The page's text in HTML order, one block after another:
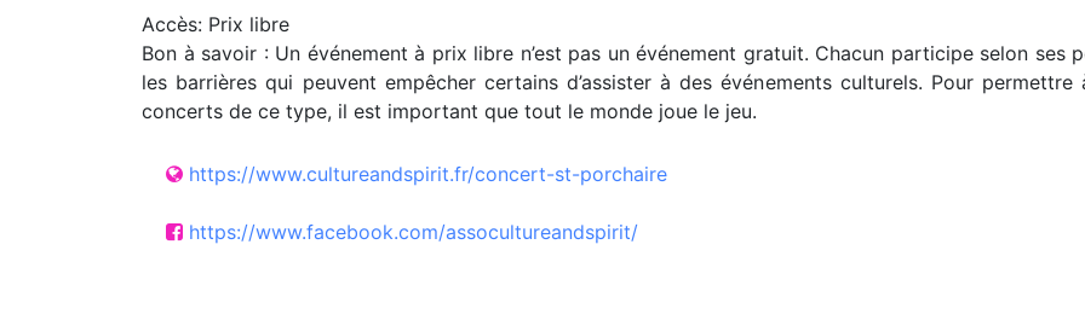
Accès: Prix libre
Bon à savoir : Un événement à prix libre n’est pas un événement gratuit. Chacun participe selon ses
les barrières qui peuvent empêcher certains d’assister à des événements culturels. Pour
concerts de ce type, il est important que tout le monde joue le jeu.
https://www.cultureandspirit.fr/concert-st-porchaire
https://www.facebook.com/assocultureandspirit/